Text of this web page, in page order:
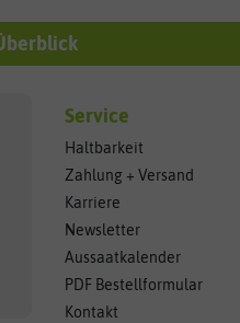
Service
Haltbarkeit
Zahlung + Versand
Karriere
Newsletter
Aussaatkalender
PDF Bestellformular
Kontakt